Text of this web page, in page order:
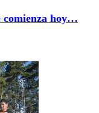
comienza hoy…